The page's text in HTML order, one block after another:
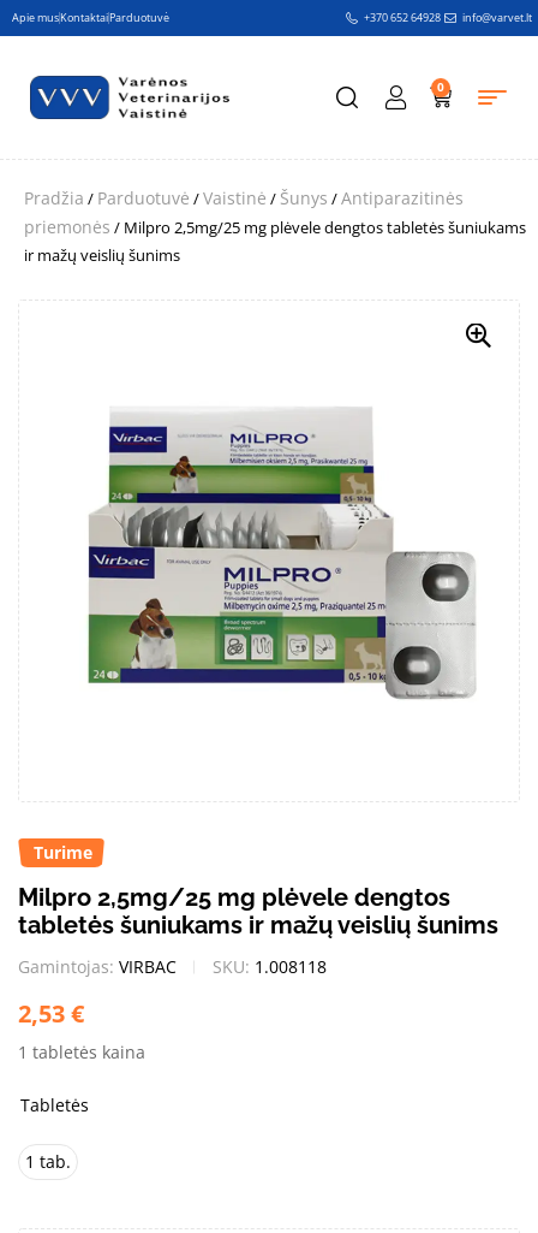
Apie musKontaktaiParduotuvė +370 652 64928 info@varvet.lt
0
Pradžia / Parduotuvė /Vaistinė / Šunys /Antiparazitinės
priemonės / Milpro 2,5mg/25 mg plėvele dengtos tabletės šuniukams
ir mažų veislių šunims
Turime
Milpro 2,5mg/25 mg plėvele dengtos
tabletės šuniukams ir mažų veislių šunims
Gamintojas: VIRBAC SKU: 1.008118
2,53€
1 tabletės kaina
Tabletės
1 tab.